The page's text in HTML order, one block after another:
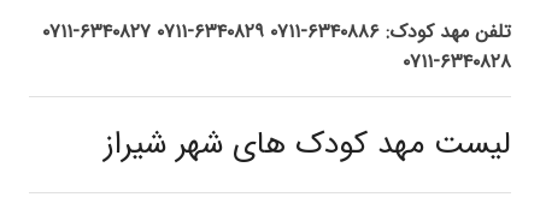
تلفن مهد کودک: ۶۳۴۰۸۸۶-۰۷۱۱ ۶۳۴۰۸۲۹-۰۷۱۱ ۶۳۴۰۸۲۷-۰۷۱۱
۶۳۴۰۸۲۸-۰۷۱۱
لیست مهد کودک های شهر شیراز